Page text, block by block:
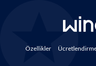
Özellikler